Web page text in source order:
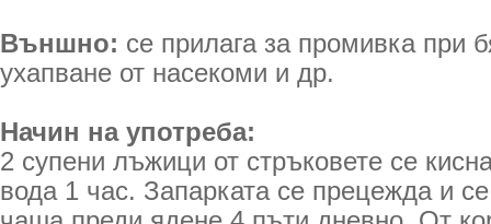
Външно: се прилага за промивка при
уха­пване от насекоми и др.
Начин на употреба:
2 супени лъжици от стръковете се
вода 1 час. Запарката се прецежда и